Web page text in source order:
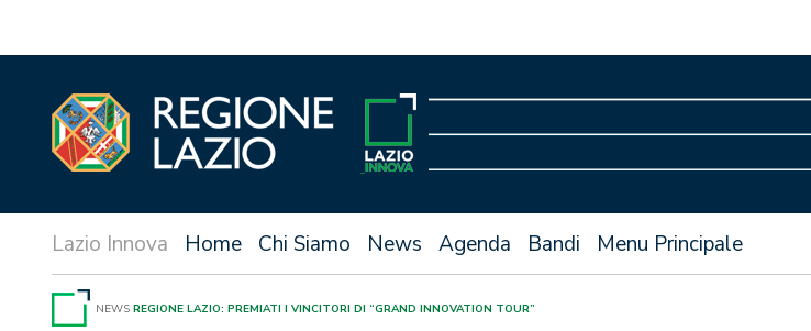
Home Chi Siamo News Agenda Bandi Menu Principale
NEWS REGIONE LAZIO: PREMIATI I VINCITORI DI “GRAND INNOVATION TOUR”